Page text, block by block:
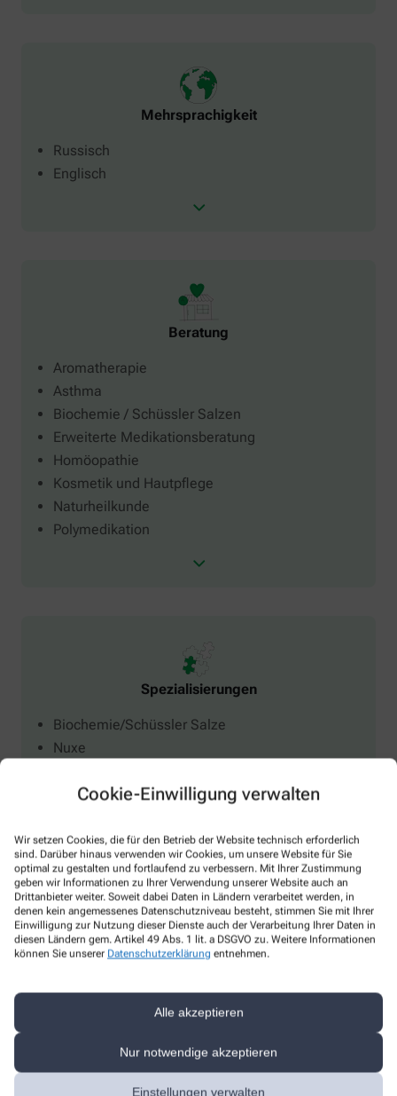
Cookie-Einwilligung verwalten
Wir setzen Cookies, die für den Betrieb der Website technisch erforderlich
sind. Darüber hinaus verwenden wir Cookies, um unsere Website für Sie
optimal zu gestalten und fortlaufend zu verbessern. Mit Ihrer Zustimmung
geben wir Informationen zu Ihrer Verwendung unserer Website auch an
Drittanbieter weiter. Soweit dabei Daten in Ländern verarbeitet werden, in
denen kein angemessenes Datenschutzniveau besteht, stimmen Sie mit Ihrer
Einwilligung zur Nutzung dieser Dienste auch der Verarbeitung Ihrer Daten in
diesen Ländern gem. Artikel 49 Abs. 1 lit. a DSGVO zu. Weitere Informationen
können Sie unserer Datenschutzerklärung entnehmen.
Alle akzeptieren
Nur notwendige akzeptieren
Einstellungen verwalten
Mehrsprachigkeit
Russisch
Englisch
Beratung
Aromatherapie
Asthma
Biochemie / Schüssler Salzen
Erweiterte Medikationsberatung
Homöopathie
Kosmetik und Hautpflege
Naturheilkunde
Polymedikation
Spezialisierungen
Biochemie/Schüssler Salze
Nuxe
Rausch
Bionorica